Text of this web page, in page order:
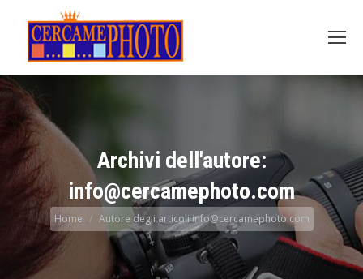
Archivi dell'autore:
info@cercamephoto.com
Tu sei qui:
Home Autore degli articoli info@cercamephoto.com